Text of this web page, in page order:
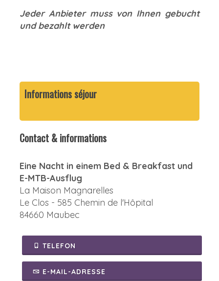
Jeder Anbieter muss von Ihnen gebucht
und bezahlt werden
Informations séjour
Contact & informations
Eine Nacht in einem Bed & Breakfast und
E-MTB-Ausflug
La Maison Magnarelles
Le Clos - 585 Chemin de l'Hôpital
84660 Maubec
TELEFON
E-MAIL-ADRESSE